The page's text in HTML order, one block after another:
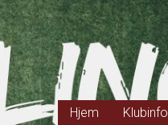
Hjem Klubinfo